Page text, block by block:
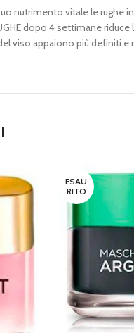
nutrimento vitale le rughe
dopo 4 settimane
del viso appaiono più definiti
ESAU
RITO